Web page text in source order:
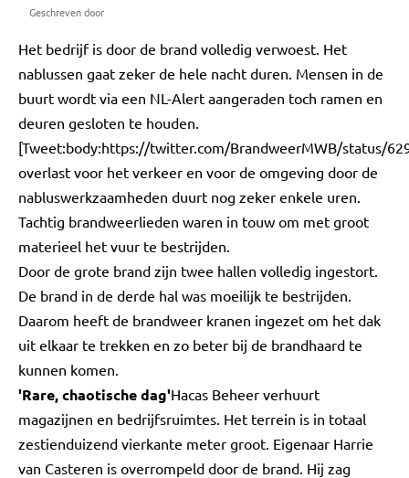
Geschreven door
Het bedrijf is door de brand volledig verwoest. Het
nablussen gaat zeker de hele nacht duren. Mensen in de
buurt wordt via een NL-Alert aangeraden toch ramen en
deuren gesloten te houden.
[Tweet:body:https://twitter.com/BrandweerMWB/status/
overlast voor het verkeer en voor de omgeving door de
nabluswerkzaamheden duurt nog zeker enkele uren.
Tachtig brandweerlieden waren in touw om met groot
materieel het vuur te bestrijden.
Door de grote brand zijn twee hallen volledig ingestort.
De brand in de derde hal was moeilijk te bestrijden.
Daarom heeft de brandweer kranen ingezet om het dak
uit elkaar te trekken en zo beter bij de brandhaard te
kunnen komen.
'Rare, chaotische dag'Hacas Beheer verhuurt
magazijnen en bedrijfsruimtes. Het terrein is in totaal
zestienduizend vierkante meter groot. Eigenaar Harrie
van Casteren is overrompeld door de brand. Hij zag